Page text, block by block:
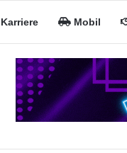
Karriere Mobil